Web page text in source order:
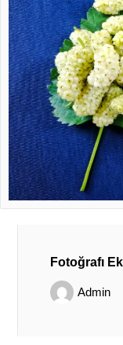
Fotoğrafı
Admin